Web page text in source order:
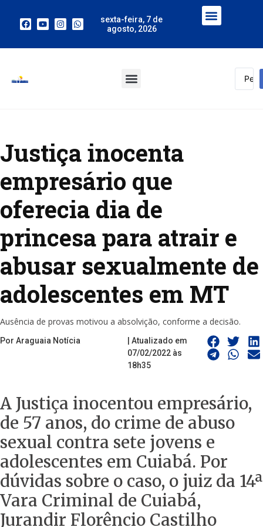
sexta-feira, 7 de
agosto, 2026
Justiça inocenta
empresário que
oferecia dia de
princesa para atrair e
abusar sexualmente de
adolescentes em MT
Ausência de provas motivou a absolvição, conforme a decisão.
Por Araguaia Notícia
| Atualizado em
07/02/2022 às
18h35
A Justiça inocentou empresário,
de 57 anos, do crime de abuso
sexual contra sete jovens e
adolescentes em Cuiabá. Por
dúvidas sobre o caso, o juiz da 14ª
Vara Criminal de Cuiabá,
Jurandir Florêncio Castilho